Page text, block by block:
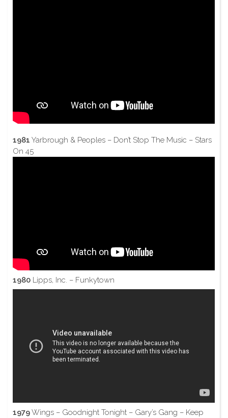
1981 Yarbrough & Peoples – Don’t Stop The Music – Stars
On 45
1980 Lipps, Inc. – Funkytown
1979Wings – Goodnight Tonight – Gary’s Gang – Keep